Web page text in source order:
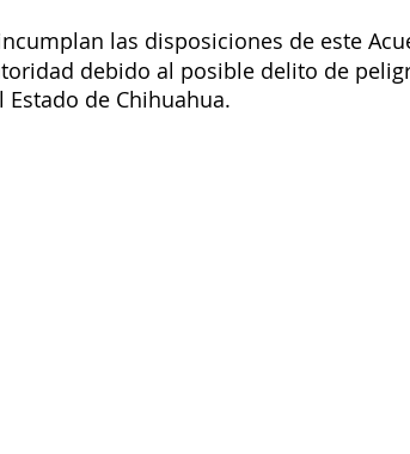
las disposiciones de este
debido al posible delito de
Estado de Chihuahua.